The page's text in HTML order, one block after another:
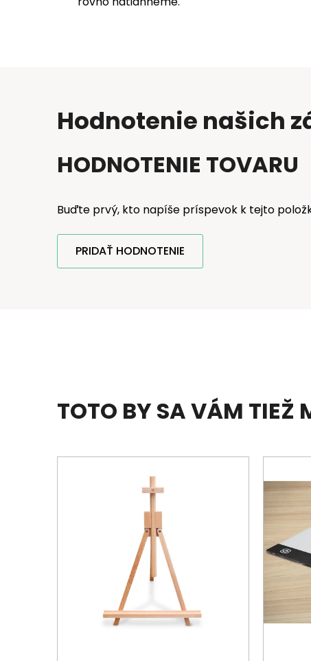
Hodnotenie našich
HODNOTENIE TOVARU
Buďte prvý, kto napíše príspevok k tejto
PRIDAŤ HODNOTENIE
TOTO BY SA VÁM TIEŽ